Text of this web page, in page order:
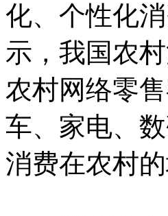
化、个性化
示，我国农
农村网络零
车、家电、
消费在农村的